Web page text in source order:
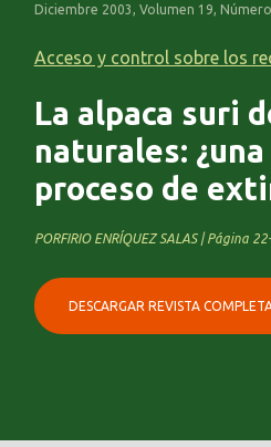
Diciembre 2003, Volumen 19,
Acceso y control sobre los
La alpaca suri
naturales: ¿una
proceso de
PORFIRIO ENRÍQUEZ SALAS | Página
DESCARGAR REVISTA COMPLETA